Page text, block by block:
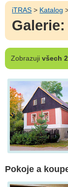
iTRAS > Katalog
Zobrazuji všech
Pokoje a